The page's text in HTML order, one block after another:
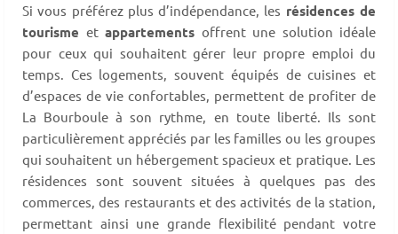
Si vous préférez plus d’indépendance, les résidences de
tourisme et appartements offrent une solution idéale
pour ceux qui souhaitent gérer leur propre emploi du
temps. Ces logements, souvent équipés de cuisines et
d’espaces de vie confortables, permettent de profiter de
La Bourboule à son rythme, en toute liberté. Ils sont
particulièrement appréciés par les familles ou les groupes
qui souhaitent un hébergement spacieux et pratique. Les
résidences sont souvent situées à quelques pas des
commerces, des restaurants et des activités de la station,
permettant ainsi une grande flexibilité pendant votre